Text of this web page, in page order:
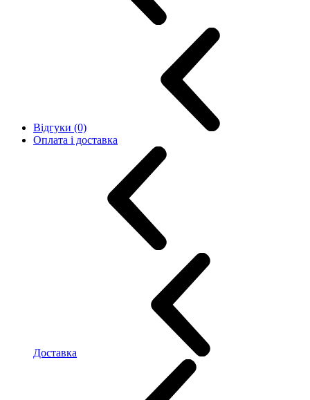
Відгуки (0)
Оплата і доставка
Доставка